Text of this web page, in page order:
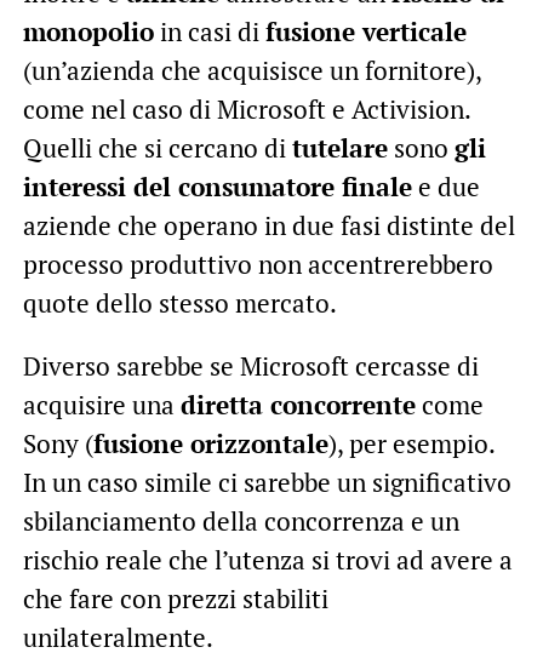
monopolioin casi difusione verticale
(un’azienda che acquisisce un fornitore),
come nel caso di Microsoft e Activision.
Quelli che si cercano ditutelaresono gli
interessi del consumatore finalee due
aziende che operano in due fasi distinte del
processo produttivo non accentrerebbero
quote dello stesso mercato.
Diverso sarebbe se Microsoft cercasse di
acquisire una diretta concorrentecome
Sony (fusione orizzontale), per esempio.
In un caso simile ci sarebbe un significativo
sbilanciamento della concorrenza e un
rischio reale che l’utenza si trovi ad avere a
che fare con prezzi stabiliti
unilateralmente.